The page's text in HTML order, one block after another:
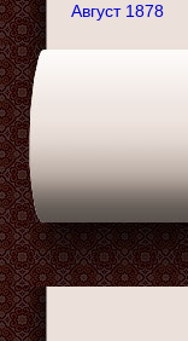
Август 1878